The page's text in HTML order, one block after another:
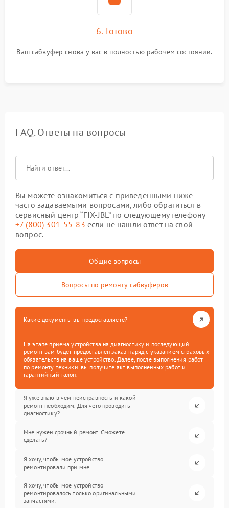
6. Готово
Ваш сабвуфер снова у вас в полностью рабочем состоянии.
FAQ. Ответы на вопросы
Вы можете ознакомиться с приведенными ниже
часто задаваемыми вопросами, либо обратиться в
сервисный центр “FIX-JBL” по следующему телефону
+7 (800) 301-55-83 если не нашли ответ на свой
вопрос.
Общие вопросы
Вопросы по ремонту сабвуферов
Какие документы вы предоставляете?
На этапе приема устройства на диагностику и последующий
ремонт вам будет предоставлен заказ-наряд с указанием страховых
обязательств на ваше устройство. Далее, после выполнения работ
по ремонту техники, вы получите акт выполненных работ и
гарантийный талон.
Я уже знаю в чем неисправность и какой
ремонт необходим. Для чего проводить
диагностику?
Мне нужен срочный ремонт. Сможете
сделать?
Я хочу, чтобы мое устройство
ремонтировали при мне.
Я хочу, чтобы мое устройство
ремонтировалось только оригинальными
запчастями.